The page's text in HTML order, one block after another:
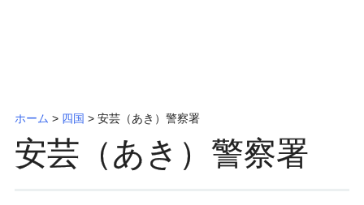
ホーム > 四国 > 安芸（あき）警察署
安芸（あき）警察署